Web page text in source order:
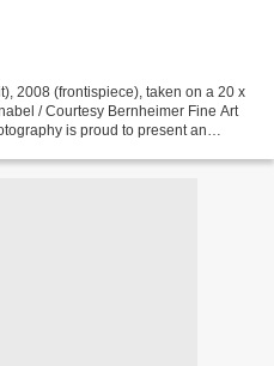
2008 (frontispiece), taken on a 20 x
/ Courtesy Bernheimer Fine Art
is proud to present an